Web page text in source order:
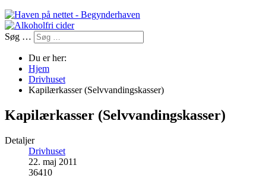
Søg …
Du er her:
Hjem
Drivhuset
Kapilærkasser (Selvvandingskasser)
Kapilærkasser (Selvvandingskasser)
Detaljer
Drivhuset
22. maj 2011
36410